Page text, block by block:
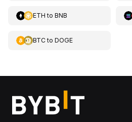
ETH to BNB
BTCto DOGE